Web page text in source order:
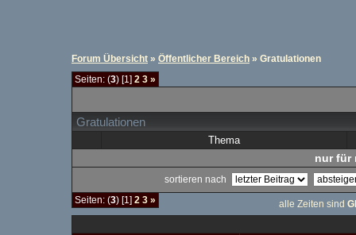
Forum Übersicht » Öffentlicher Bereich » Gratulationen
Seiten: (3) [1] 2 3 »
Gratulationen
Thema
nur für
sortieren nach
Seiten: (3) [1] 2 3 » alle Zeiten sind